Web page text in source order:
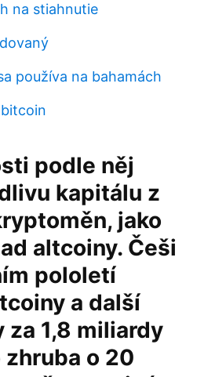
na stiahnutie
používa na bahamách
podle něj
kapitálu z
jako
altcoiny. Češi
pololetí
a další
za 1,8 miliardy
zhruba o 20